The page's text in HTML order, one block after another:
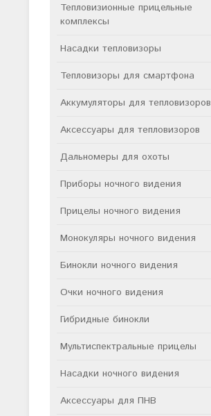
Тепловизионные прицельные
комплексы
Насадки тепловизоры
Тепловизоры для смартфона
Аккумуляторы для тепловизоров
Аксессуары для тепловизоров
Дальномеры для охоты
Приборы ночного видения
Прицелы ночного видения
Монокуляры ночного видения
Бинокли ночного видения
Очки ночного видения
Гибридные бинокли
Мультиспектральные прицелы
Насадки ночного видения
Аксессуары для ПНВ